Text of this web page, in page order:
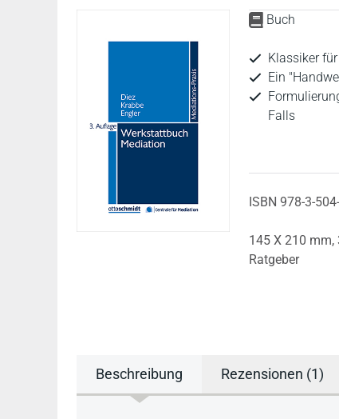
Buch
Klassiker
Ein
Falls
ISBN 978-3-
145 X 210 mm,
Ratgeber
Beschreibung Rezensionen (1)